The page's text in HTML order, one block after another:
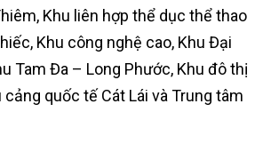
Khu liên hợp thể dục thể thao
Khu công nghệ cao, Khu Đại
Tam Đa – Long Phước, Khu đô thị
cảng quốc tế Cát Lái và Trung tâm